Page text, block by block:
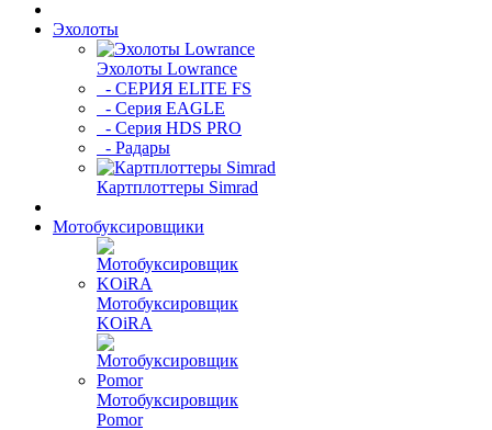
Эхолоты
Эхолоты Lowrance
- СЕРИЯ ELITE FS
- Серия EAGLE
- Серия HDS PRO
- Радары
Картплоттеры Simrad
Мотобуксировщики
Мотобуксировщик
KOiRA
Мотобуксировщик
Pomor